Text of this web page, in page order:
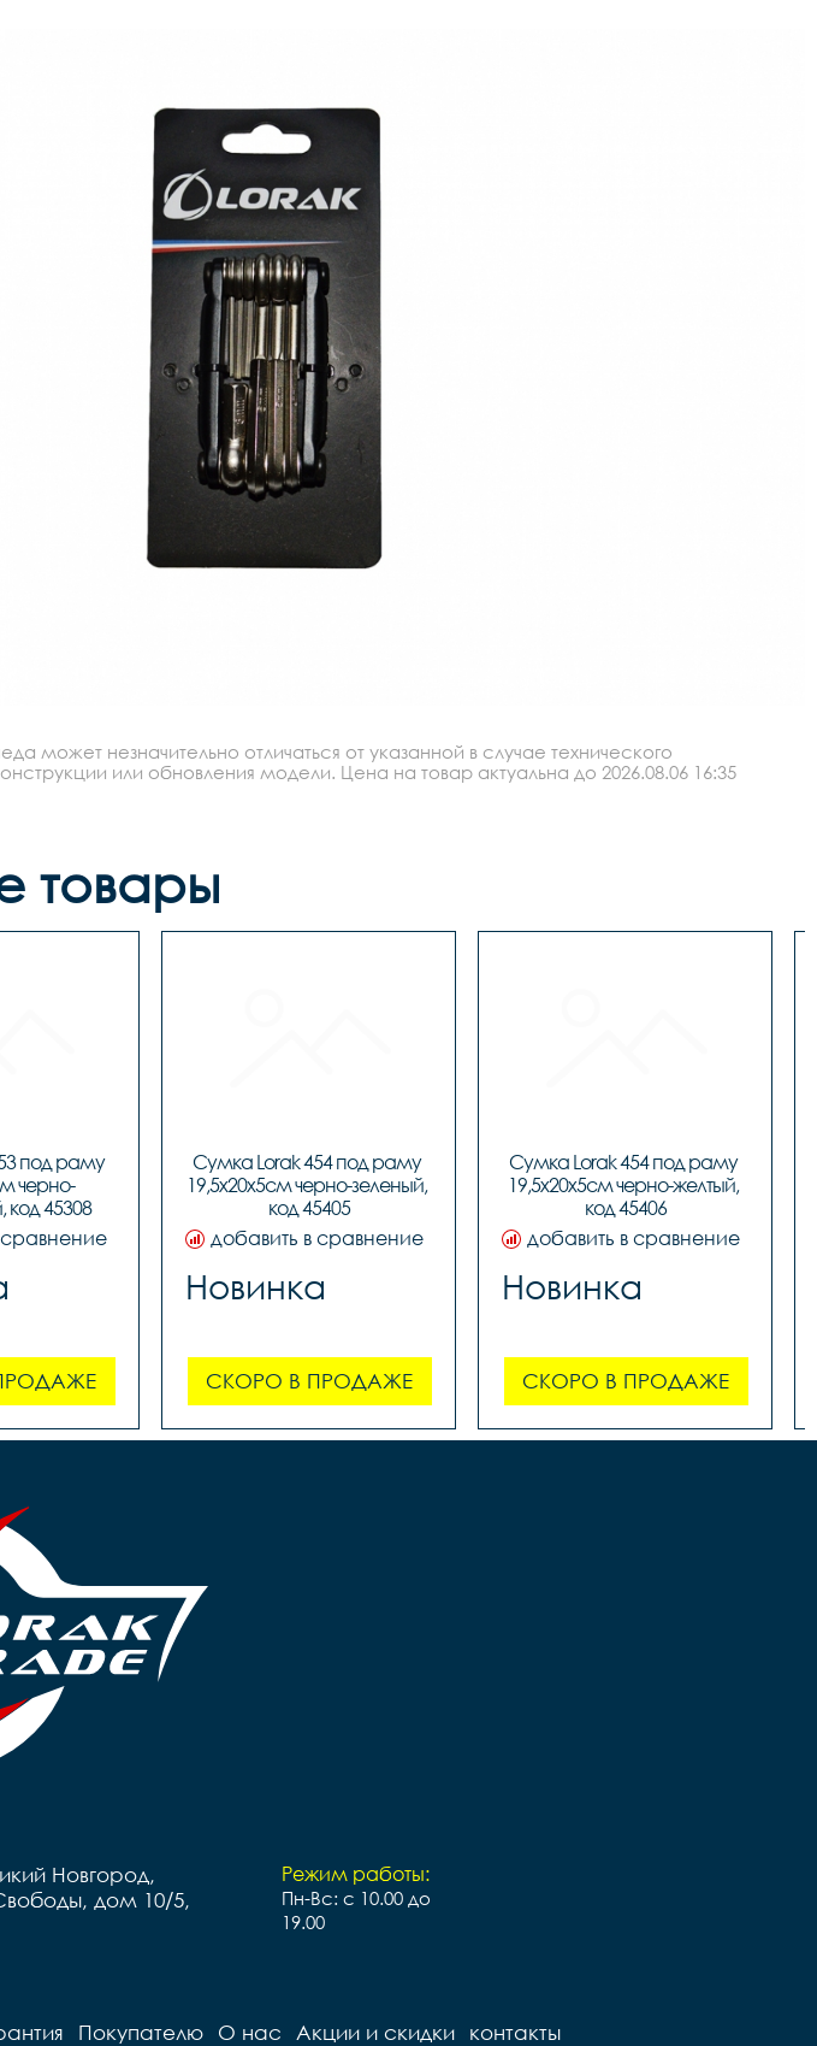
может незначительно отличаться от указанной в случае технического
или обновления модели. Цена на товар актуальна до 2026.08.06 16:35
товары
под раму
черно-
45308
сравнение
Сумка Lorak 454 под раму
19,5х20х5см черно-зеленый,
код 45405
добавить в сравнение
Новинка
СКОРО В ПРОДАЖЕ
Сумка Lorak 454 под раму
19,5х20х5см черно-желтый,
код 45406
добавить в сравнение
Новинка
СКОРО В ПРОДАЖЕ
Режим работы:
Пн-Вс: с 10.00 до
19.00
Новгород,
дом 10/5,
Покупателю О нас Акции и скидки контакты